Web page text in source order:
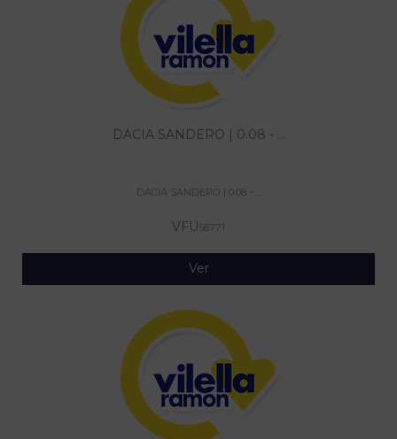
DACIA SANDERO | 0.08 - ...
DACIA SANDERO | 0.08 - ...
VFU56771
Ver